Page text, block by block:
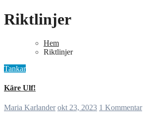
Riktlinjer
Hem
Riktlinjer
Tankar
Käre Ulf!
Maria Karlander okt 23, 2023 1 Kommentar